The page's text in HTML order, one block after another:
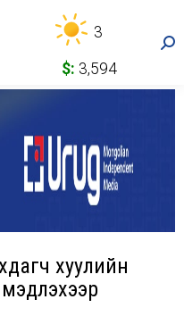
3
$: 3,594
хуулийн